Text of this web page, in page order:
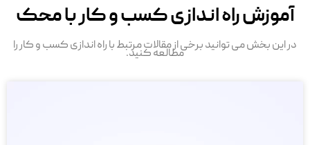
آموزش راه اندازی کسب و کار با محک
در این بخش می توانید برخی از مقالات مرتبط با راه اندازی کسب و کار را
مطالعه کنید.